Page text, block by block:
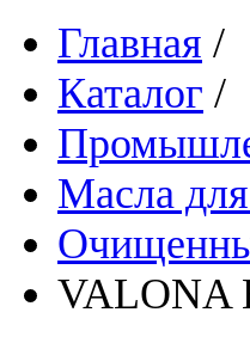
Главная /
Каталог /
Масла
VALONA